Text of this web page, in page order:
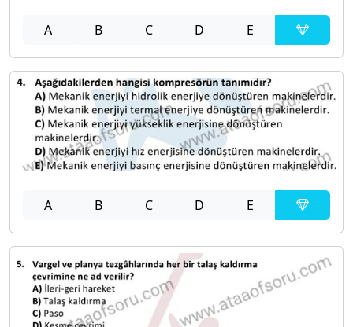
A B C D E
A B C D E